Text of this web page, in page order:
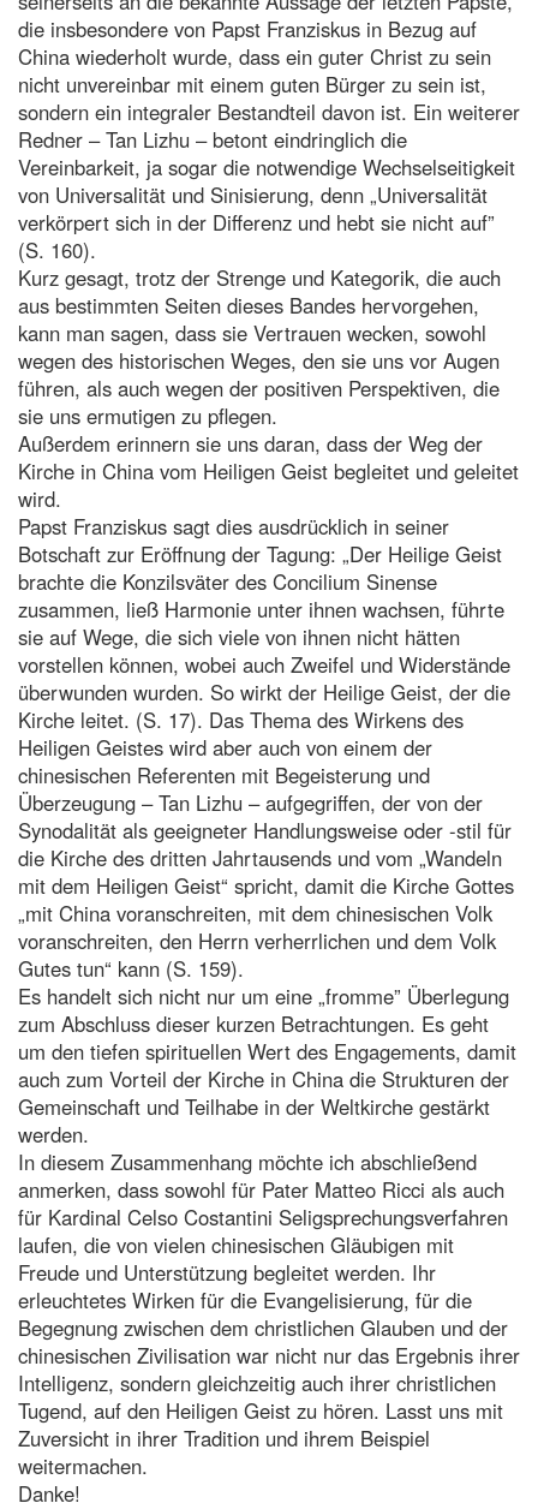
die insbesondere von Papst Franziskus in Bezug auf
China wiederholt wurde, dass ein guter Christ zu sein
nicht unvereinbar mit einem guten Bürger zu sein ist,
sondern ein integraler Bestandteil davon ist. Ein weiterer
Redner – Tan Lizhu – betont eindringlich die
Vereinbarkeit, ja sogar die notwendige Wechselseitigkeit
von Universalität und Sinisierung, denn „Universalität
verkörpert sich in der Differenz und hebt sie nicht auf”
(S. 160).
Kurz gesagt, trotz der Strenge und Kategorik, die auch
aus bestimmten Seiten dieses Bandes hervorgehen,
kann man sagen, dass sie Vertrauen wecken, sowohl
wegen des historischen Weges, den sie uns vor Augen
führen, als auch wegen der positiven Perspektiven, die
sie uns ermutigen zu pflegen.
Außerdem erinnern sie uns daran, dass der Weg der
Kirche in China vom Heiligen Geist begleitet und geleitet
wird.
Papst Franziskus sagt dies ausdrücklich in seiner
Botschaft zur Eröffnung der Tagung: „Der Heilige Geist
brachte die Konzilsväter des Concilium Sinense
zusammen, ließ Harmonie unter ihnen wachsen, führte
sie auf Wege, die sich viele von ihnen nicht hätten
vorstellen können, wobei auch Zweifel und Widerstände
überwunden wurden. So wirkt der Heilige Geist, der die
Kirche leitet. (S. 17). Das Thema des Wirkens des
Heiligen Geistes wird aber auch von einem der
chinesischen Referenten mit Begeisterung und
Überzeugung – Tan Lizhu – aufgegriffen, der von der
Synodalität als geeigneter Handlungsweise oder -stil für
die Kirche des dritten Jahrtausends und vom „Wandeln
mit dem Heiligen Geist“ spricht, damit die Kirche Gottes
„mit China voranschreiten, mit dem chinesischen Volk
voranschreiten, den Herrn verherrlichen und dem Volk
Gutes tun“ kann (S. 159).
Es handelt sich nicht nur um eine „fromme” Überlegung
zum Abschluss dieser kurzen Betrachtungen. Es geht
um den tiefen spirituellen Wert des Engagements, damit
auch zum Vorteil der Kirche in China die Strukturen der
Gemeinschaft und Teilhabe in der Weltkirche gestärkt
werden.
In diesem Zusammenhang möchte ich abschließend
anmerken, dass sowohl für Pater Matteo Ricci als auch
für Kardinal Celso Costantini Seligsprechungsverfahren
laufen, die von vielen chinesischen Gläubigen mit
Freude und Unterstützung begleitet werden. Ihr
erleuchtetes Wirken für die Evangelisierung, für die
Begegnung zwischen dem christlichen Glauben und der
chinesischen Zivilisation war nicht nur das Ergebnis ihrer
Intelligenz, sondern gleichzeitig auch ihrer christlichen
Tugend, auf den Heiligen Geist zu hören. Lasst uns mit
Zuversicht in ihrer Tradition und ihrem Beispiel
weitermachen.
Danke!